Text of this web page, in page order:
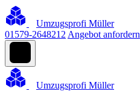
Umzugsprofi Müller
01579-2648212 Angebot anfordern
Umzugsprofi Müller